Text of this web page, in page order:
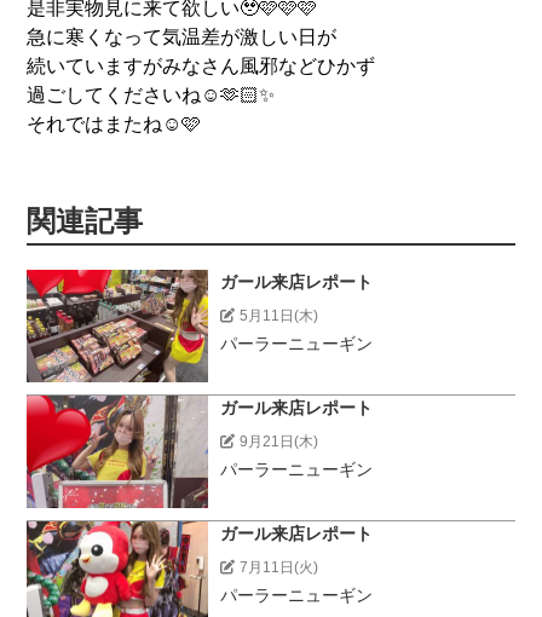
是非実物見に来て欲しい🥹🩷🩷🩷
急に寒くなって気温差が激しい日が
続いていますがみなさん風邪などひかず
過ごしてくださいね☺️🫶🏻✨
それではまたね☺️🩷
関連記事
ガール来店レポート
5月11日(木)
パーラーニューギン
ガール来店レポート
9月21日(木)
パーラーニューギン
ガール来店レポート
7月11日(火)
パーラーニューギン